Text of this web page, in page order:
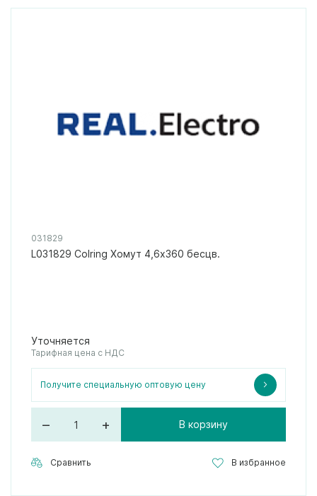
031829
L031829 Colring Хомут 4,6х360 бесцв.
Уточняется
Тарифная цена с НДС
Получите специальную оптовую цену
– + В корзину
Сравнить В избранное